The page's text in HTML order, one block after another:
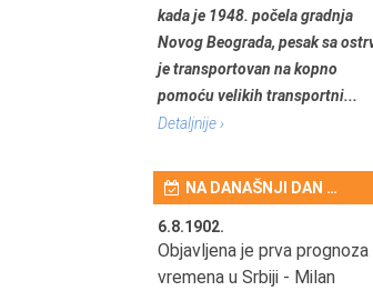
kada je 1948. počela gradnja
Novog Beograda, pesak sa
je transportovan na kopno
pomoću velikih transportni...
Detaljnije ›
NA DANAŠNJI DAN …
6.8.1902.
Objavljena je prva prognoza
vremena u Srbiji - Milan